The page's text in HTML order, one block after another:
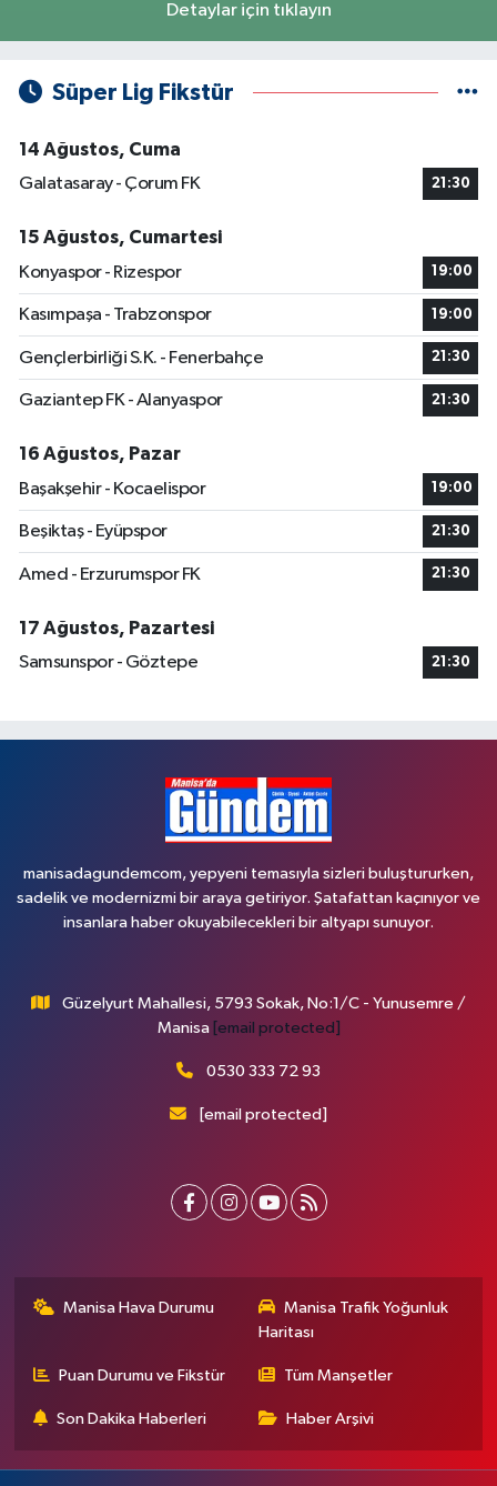
Detaylar için tıklayın
Süper Lig Fikstür
14 Ağustos, Cuma
Galatasaray - Çorum FK
21:30
15 Ağustos, Cumartesi
Konyaspor - Rizespor
19:00
Kasımpaşa - Trabzonspor 19:00
Gençlerbirliği S.K. - Fenerbahçe 21:30
Gaziantep FK - Alanyaspor 21:30
16 Ağustos, Pazar
Başakşehir - Kocaelispor
19:00
Beşiktaş - Eyüpspor 21:30
Amed - Erzurumspor FK 21:30
17 Ağustos, Pazartesi
Samsunspor - Göztepe
21:30
manisadagundemcom, yepyeni temasıyla sizleri buluştururken,
sadelik ve modernizmi bir araya getiriyor. Şatafattan kaçınıyor ve
insanlara haber okuyabilecekleri bir altyapı sunuyor.
Güzelyurt Mahallesi, 5793 Sokak, No:1/C - Yunusemre /
Manisa [email protected]
0530 333 72 93
[email protected]
Manisa Hava Durumu
Manisa Trafik Yoğunluk
Haritası
Puan Durumu ve Fikstür Tüm Manşetler
Son Dakika Haberleri Haber Arşivi